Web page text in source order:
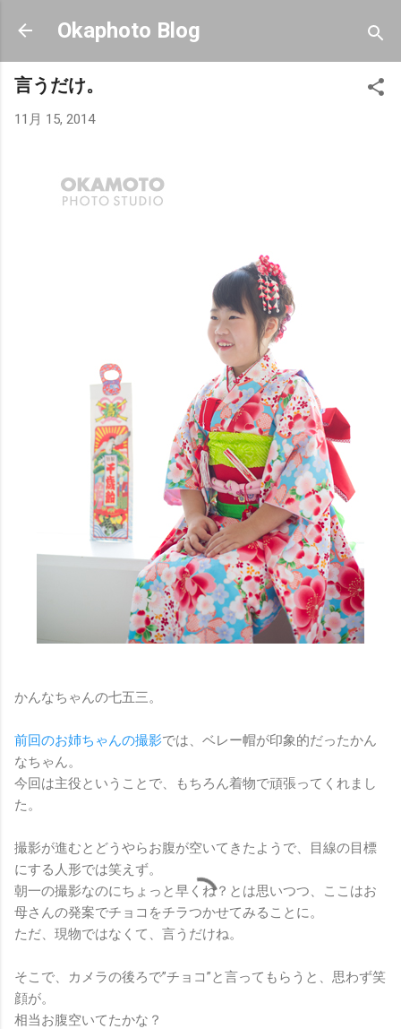
スキップしてメイン コンテンツに移動
Okaphoto Blog
言うだけ。
11月 15, 2014
かんなちゃんの七五三。
前回のお姉ちゃんの撮影では、ベレー帽が印象的だったかん
なちゃん。
今回は主役ということで、もちろん着物で頑張ってくれまし
た。
撮影が進むとどうやらお腹が空いてきたようで、目線の目標
にする人形では笑えず。
朝一の撮影なのにちょっと早くね？とは思いつつ、ここはお
母さんの発案でチョコをチラつかせてみることに。
ただ、現物ではなくて、言うだけね。
そこで、カメラの後ろで”チョコ”と言ってもらうと、思わず笑
顔が。
相当お腹空いてたかな？